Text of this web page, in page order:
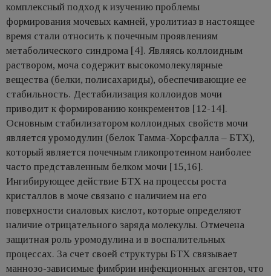
комплексный подход к изучению проблемы
формирования мочевых камней, уролитиаз в настоящее
время стали относить к почечным проявлениям
метаболического синдрома [4]. Являясь коллоидным
раствором, моча содержит высокомолекулярные
вещества (белки, полисахариды), обеспечивающие ее
стабильность. Дестабилизация коллоидов мочи
приводит к формированию конкрементов [12-14].
Основным стабилизатором коллоидных свойств мочи
является уромодулин (белок Тамма-Хорсфалла – БТХ),
который является почечным гликопротеином наиболее
часто представленным белком мочи [15,16].
Ингибирующее действие БТХ на процессы роста
кристаллов в моче связано с наличием на его
поверхности сиаловых кислот, которые определяют
наличие отрицательного заряда молекулы. Отмечена
защитная роль уромодулина и в воспалительных
процессах. За счет своей структуры БТХ связывает
маннозо-зависимые фимбрии инфекционных агентов, что